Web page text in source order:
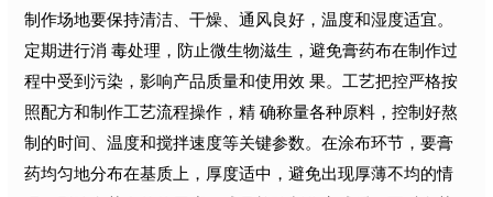
制作场地要保持清洁、干燥、通风良好，温度和湿度适宜。
定期进行消 毒处理，防止微生物滋生，避免膏药布在制作过
程中受到污染，影响产品质量和使用效 果。工艺把控严格按
照配方和制作工艺流程操作，精 确称量各种原料，控制好熬
制的时间、温度和搅拌速度等关键参数。在涂布环节，要膏
药均匀地分布在基质上，厚度适中，避免出现厚薄不均的情